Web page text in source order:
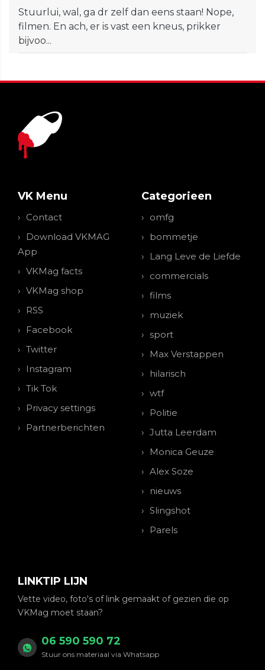
Stuurlui, wal, ga dr zelf dan eens staan! Nope,
filmen. En ach, er is vast een kneus, prikker
bijvoo...
VK Menu
Contact
Download VKMAG
App
VKMag facts
VKMag shop
RSS
Facebook
Twitter
Instagram
Tik Tok
Privacy settings
Partnerberichten
Categorieen
omfg
bommetje
Lang Leve de Liefde
commercials
films
muziek
sport
Max Verstappen
hilarisch
wtf
Politie
Jutta Leerdam
Monica Geuze
Alex Soze
nieuws
Slingshot
Parels
LINKTIP LIJN
Vette video, foto's of link gemaakt of gezien die op
VKMag moet staan?
06 590 590 72
Stuur ons materiaal via Whatsapp